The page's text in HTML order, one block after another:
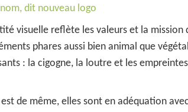
dit nouveau logo
visuelle reflète les valeurs et la
phares aussi bien animal que
: la cigogne, la loutre et les
de même, elles sont en adéquation